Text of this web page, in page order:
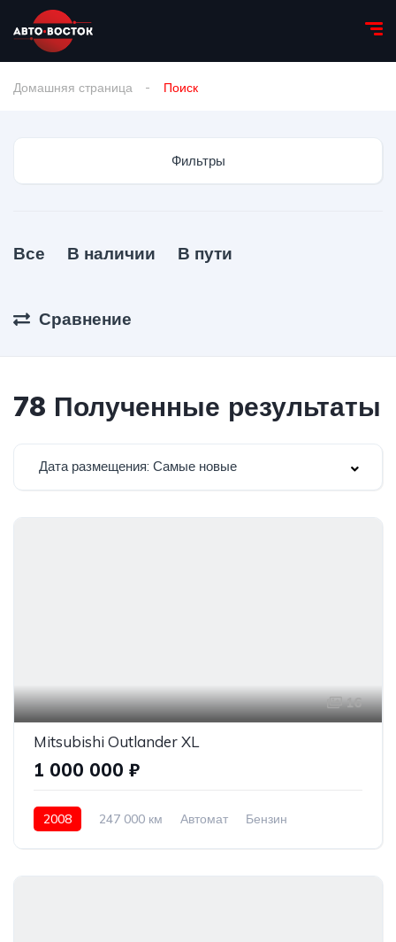
Домашняя страница Поиск
Фильтры
Все В наличии В пути
Сравнение
78 Полученные результаты
Дата размещения: Самые новые
16
Mitsubishi Outlander XL
1 000 000 ₽
2008 247 000 км Автомат
Бензин